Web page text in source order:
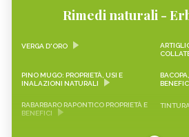
Rimedi naturali -
VERGA D'ORO
PINO MUGO: PROPRIETÀ, USI E
INALAZIONI NATURALI
RABARBARO RAPONTICO PROPRIETÀ E
BENEFICI